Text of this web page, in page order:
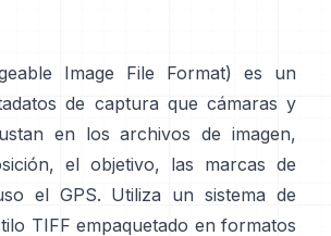
Image File Format) es un
de captura que cámaras y
en los archivos de imagen,
el objetivo, las marcas de
el GPS. Utiliza un sistema de
TIFF empaquetado en formatos